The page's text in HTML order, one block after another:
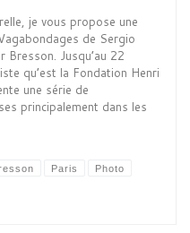
je vous propose une
de Sergio
Bresson. Jusqu’au 22
qu’est la Fondation Henri
une série de
principalement dans les
Paris Photo